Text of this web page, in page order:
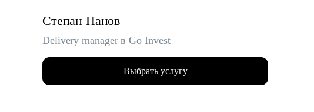
Степан Панов
Delivery manager в Go Invest
Выбрать услугу